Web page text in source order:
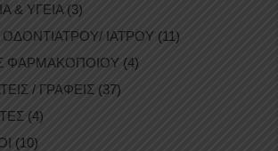
& ΥΓΕΙΑ(3)
ΙΑΤΡΟΥ (11)
ΦΑΡΜΑΚΟΠΟΙΟΥ (4)
/ ΓΡΑΦΕΙΣ (37)
(4)
(10)